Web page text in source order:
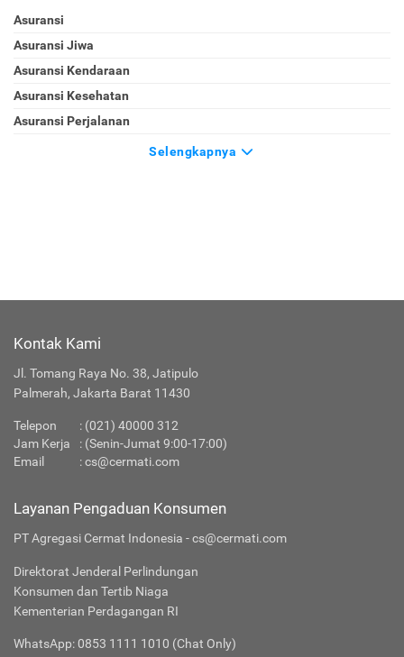
Asuransi
Asuransi Jiwa
Asuransi Kendaraan
Asuransi Kesehatan
Asuransi Perjalanan
Selengkapnya
Kontak Kami
Jl. Tomang Raya No. 38, Jatipulo
Palmerah, Jakarta Barat 11430
Telepon : (021) 40000 312
Jam Kerja
: (Senin-Jumat 9:00-17:00)
Email
:cs@cermati.com
Layanan Pengaduan Konsumen
PT Agregasi Cermat Indonesia - cs@cermati.com
Direktorat Jenderal Perlindungan
Konsumen dan Tertib Niaga
Kementerian Perdagangan RI
WhatsApp: 0853 1111 1010 (Chat Only)